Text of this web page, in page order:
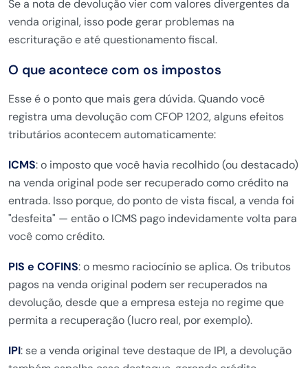
Se a nota de devolução vier com valores divergentes da
venda original, isso pode gerar problemas na
escrituração e até questionamento fiscal.
O que acontece com os impostos
Esse é o ponto que mais gera dúvida. Quando você
registra uma devolução com CFOP 1202, alguns efeitos
tributários acontecem automaticamente:
ICMS: o imposto que você havia recolhido (ou destacado)
na venda original pode ser recuperado como crédito na
entrada. Isso porque, do ponto de vista fiscal, a venda foi
"desfeita" — então o ICMS pago indevidamente volta para
você como crédito.
PIS e COFINS: o mesmo raciocínio se aplica. Os tributos
pagos na venda original podem ser recuperados na
devolução, desde que a empresa esteja no regime que
permita a recuperação (lucro real, por exemplo).
IPI: se a venda original teve destaque de IPI, a devolução